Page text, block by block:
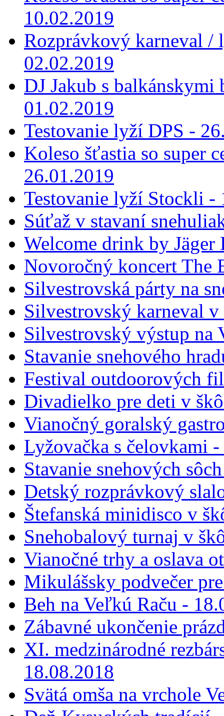
10.02.2019
Rozprávkový karneval /
02.02.2019
DJ Jakub s balkánskymi
01.02.2019
Testovanie lyží DPS -
Koleso šťastia so super
26.01.2019
Testovanie lyží Stockli -
Súťaž v stavaní
Welcome drink by Jäger
Novoročný koncert The
Silvestrovská párty na
Silvestrovský karneval
Silvestrovský výstup na
Stavanie snehového
Festival outdoorových
Divadielko pre deti v
Vianočný goralský
Lyžovačka s čelovkami
Stavanie snehových
Detský rozprávkový
Štefanská minidisco v
Snehobalový turnaj v
Vianočné trhy a oslava
Mikulášsky podvečer
Beh na Veľkú Raču -
Zábavné ukončenie
XI. medzinárodné
18.08.2018
Svätá omša na vrchole